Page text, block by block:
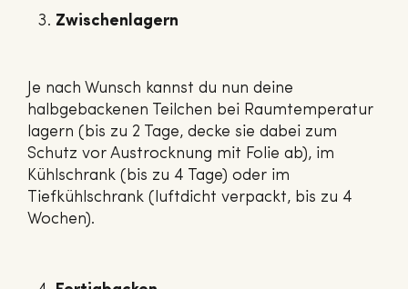
Zwischenlagern
Je nach Wunsch kannst du nun deine
halbgebackenen Teilchen bei Raumtemperatur
lagern (bis zu 2 Tage, decke sie dabei zum
Schutz vor Austrocknung mit Folie ab), im
Kühlschrank (bis zu 4 Tage) oder im
Tiefkühlschrank (luftdicht verpackt, bis zu 4
Wochen).